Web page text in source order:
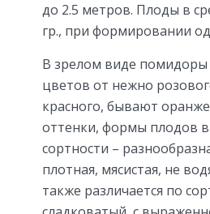
до 2.5 метров. Плоды в
гр., при формировании
В зрелом виде помидоры
цветов от нежно
красного, бывают
оттенки, формы плодов
сортности –
плотная, мясистая, не
также различается по